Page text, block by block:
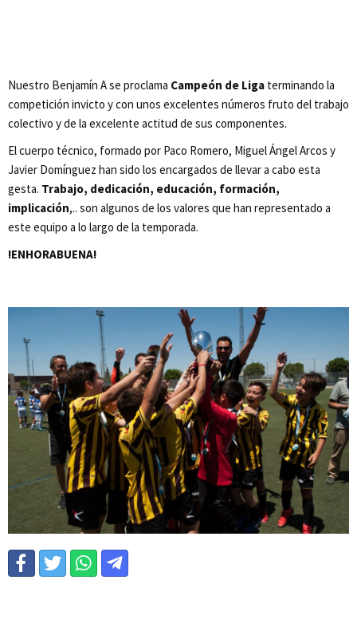
Nuestro Benjamín A se proclama Campeón de Liga terminando la
competición invicto y con unos excelentes números fruto del trabajo
colectivo y de la excelente actitud de sus componentes.
El cuerpo técnico, formado por Paco Romero, Miguel Ángel Arcos y
Javier Domínguez han sido los encargados de llevar a cabo esta
gesta. Trabajo, dedicación, educación, formación,
implicación,.. son algunos de los valores que han representado a
este equipo a lo largo de la temporada.
!ENHORABUENA!